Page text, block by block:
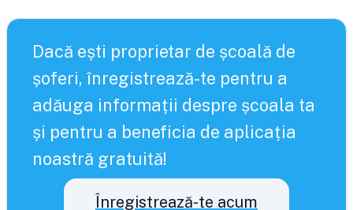
Dacă ești proprietar de școală de
șoferi, înregistrează-te pentru a
adăuga informații despre școala ta
și pentru a beneficia de aplicația
noastră gratuită!
Înregistrează-te acum